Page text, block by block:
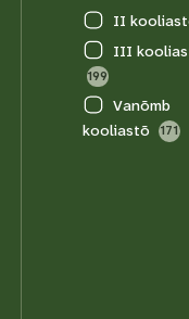
II
III
199
Vanõmb
kooliastõ
171